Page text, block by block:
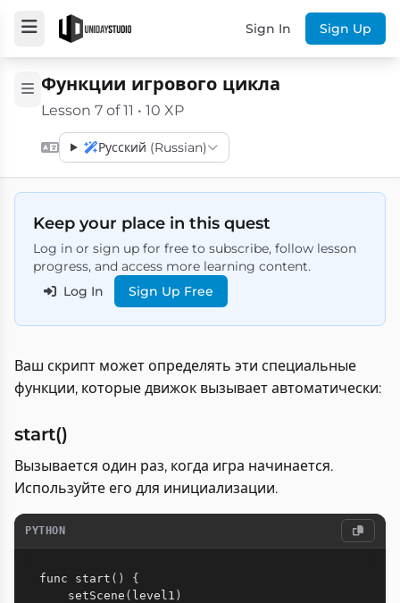
Sign In Sign Up
Функции игрового цикла
Lesson 7 of 11 • 10 XP
Русский (Russian)
Keep your place in this quest
Log in or sign up for free to subscribe, follow lesson
progress, and access more learning content.
Log In
Sign Up Free
Ваш скрипт может определять эти специальные
функции, которые движок вызывает автоматически:
start()
Вызывается один раз, когда игра начинается.
Используйте его для инициализации.
PYTHON
func start ( )
{
    setScene
( level1 )